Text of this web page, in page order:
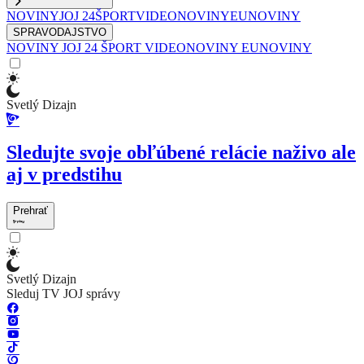
NOVINYJOJ 24ŠPORTVIDEONOVINYEUNOVINY
SPRAVODAJSTVO
NOVINY JOJ 24 ŠPORT VIDEONOVINY EUNOVINY
Svetlý Dizajn
Sledujte svoje obľúbené relácie naživo ale
aj v predstihu
Prehrať
Svetlý Dizajn
Sleduj TV JOJ správy